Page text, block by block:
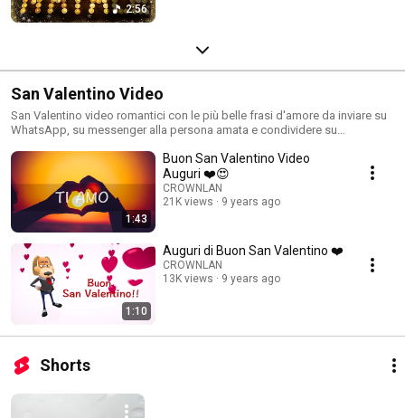
2:56
San Valentino Video
San Valentino video romantici con le più belle frasi d'amore da inviare su
WhatsApp, su messenger alla persona amata e condividere su
e innamorata.
1:43
Buon San Valentino Video
Auguri ❤️😍
CROWNLAN
21K views
9 years ago
1:10
Auguri di Buon San Valentino ❤️
CROWNLAN
13K views
9 years ago
Shorts